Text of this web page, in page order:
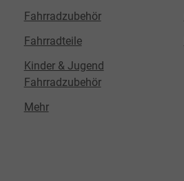
Fahrradzubehör
Fahrradteile
Kinder & Jugend
Fahrradzubehör
Mehr